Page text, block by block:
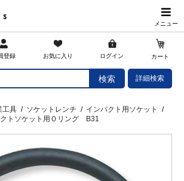
メニュー
登録 お気に入り ログイン カート
検索 詳細検索
工具 / ソケットレンチ / インパクト用ソケット
/
トソケット用Ｏリング B31